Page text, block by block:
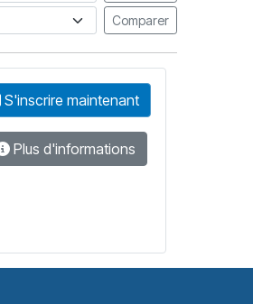
Comparer
S'inscrire maintenant
Plus d'informations